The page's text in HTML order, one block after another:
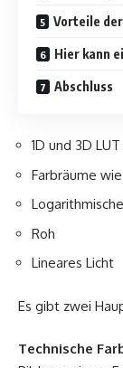
Vorteile
Hier kann
Abschluss
1D und 3D LUT
Farbräume
Roh
Lineares Licht
Es gibt zwei
Technische